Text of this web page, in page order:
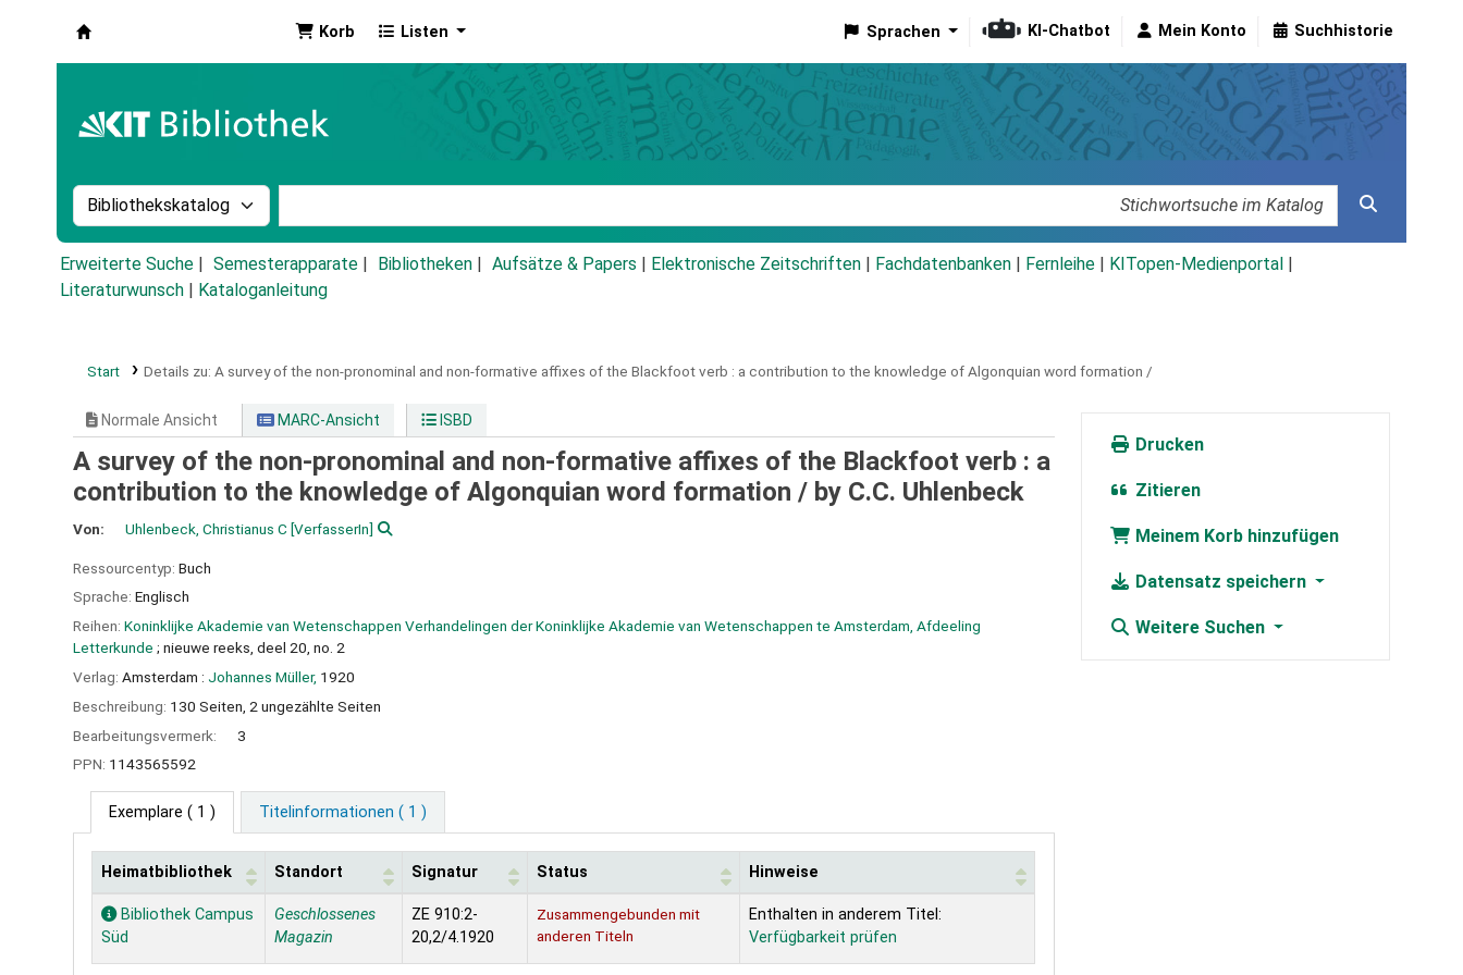
Korb Listen Sprachen KI-Chatbot Mein Konto Suchhistorie
Suche im Katalog nach:
Erweiterte Suche Semesterapparate Bibliotheken Aufsätze & Papers Elektronische Zeitschriften Fachdatenbanken Fernleihe KITopen-Medienportal
Literaturwunsch
Kataloganleitung
Start Details zu: A survey of the non-pronominal and non-formative affixes of the Blackfoot verb : a contribution to the knowledge of Algonquian word formation /
Normale Ansicht MARC-Ansicht ISBD
A survey of the non-pronominal and non-formative affixes of the Blackfoot verb : a
contribution to the knowledge of Algonquian word formation / by C.C. Uhlenbeck
Von: Uhlenbeck, Christianus C [VerfasserIn]
Ressourcentyp: Buch
Sprache: Englisch
Reihen: Koninklijke Akademie van Wetenschappen Verhandelingen der Koninklijke Akademie van Wetenschappen te Amsterdam, Afdeeling
Letterkunde ; nieuwe reeks, deel 20, no. 2
Verlag: Amsterdam : Johannes Müller, 1920
Beschreibung: 130 Seiten, 2 ungezählte Seiten
Bearbeitungsvermerk:
3
PPN: 1143565592
Exemplare ( 1 ) Titelinformationen ( 1 )
Exemplare
Heimatbibliothek Standort Signatur Status Hinweise
Bibliothek Campus
Süd
Geschlossenes
Magazin
ZE 910:2-
20,2/4.1920
Zusammengebunden mit
anderen Titeln
Enthalten in anderem Titel:
Verfügbarkeit prüfen
Drucken
Zitieren
Meinem Korb hinzufügen
Datensatz speichern
Weitere Suchen